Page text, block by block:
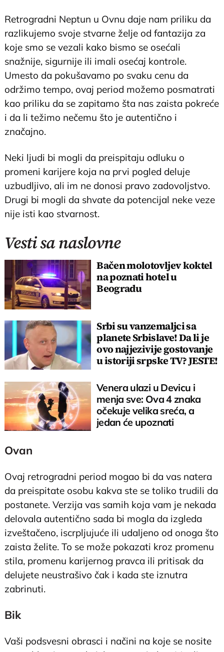
Retrogradni Neptun u Ovnu daje nam priliku da
razlikujemo svoje stvarne želje od fantazija za
koje smo se vezali kako bismo se osećali
snažnije, sigurnije ili imali osećaj kontrole.
Umesto da pokušavamo po svaku cenu da
održimo tempo, ovaj period možemo posmatrati
kao priliku da se zapitamo šta nas zaista pokreće
i da li težimo nečemu što je autentično i
značajno.
Neki ljudi bi mogli da preispitaju odluku o
promeni karijere koja na prvi pogled deluje
uzbudljivo, ali im ne donosi pravo zadovoljstvo.
Drugi bi mogli da shvate da potencijal neke veze
nije isti kao stvarnost.
Vesti sa naslovne
Bačen molotovljev koktel
na poznati hotel u
Beogradu
Srbi su vanzemaljci sa
planete Srbislave! Da li je
ovo najjezivije gostovanje
u istoriji srpske TV? JESTE!
Venera ulazi u Devicu i
menja sve: Ova 4 znaka
očekuje velika sreća, a
jedan će upoznati
Ovan
Ovaj retrogradni period mogao bi da vas natera
da preispitate osobu kakva ste se toliko trudili da
postanete. Verzija vas samih koja vam je nekada
delovala autentično sada bi mogla da izgleda
izveštačeno, iscrpljujuće ili udaljeno od onoga što
zaista želite. To se može pokazati kroz promenu
stila, promenu karijernog pravca ili pritisak da
delujete neustrašivo čak i kada ste iznutra
zabrinuti.
Bik
Vaši podsvesni obrasci i načini na koje se nosite